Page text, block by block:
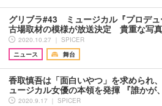
グリブラ#43 ミュージカル『プロデュ
古場取材の模様が放送決定 貴重な写
2020.10.27 ｜ SPICER
ニュース
舞台
香取慎吾は「面白いやつ」を求められ
ュージカル女優の本領を発揮 『誰か
2020.9.17 ｜ SPICER